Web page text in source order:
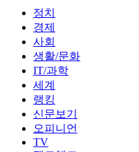
정치
경제
사회
생활/문화
IT/과학
세계
랭킹
신문보기
오피니언
TV